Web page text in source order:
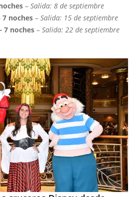
–Salida: 8 de septiembre
7 noches –Salida: 15 de septiembre
7 noches –Salida: 22 de septiembre